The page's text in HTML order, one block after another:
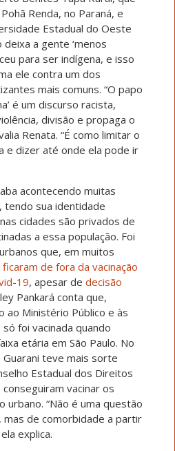
Renda, no Paraná, e
Estadual do Oeste
deixa a gente ‘menos
para ser indígena, e isso
ele contra um dos
mais comuns. “O papo
é um discurso racista,
divisão e propaga o
Renata. “É como limitar o
e dizer até onde ela pode ir
acontecendo muitas
sua identidade
cidades são privados de
a essa população. Foi
que, em muitos
ficaram de fora da vacinação
19, apesar de decisão
Pankará conta que,
ao Ministério Público e às
foi vacinada quando
etária em São Paulo. No
Guarani teve mais sorte
Estadual dos Direitos
vacinar os
urbano. “Não é uma questão
de comorbidade a partir
explica.